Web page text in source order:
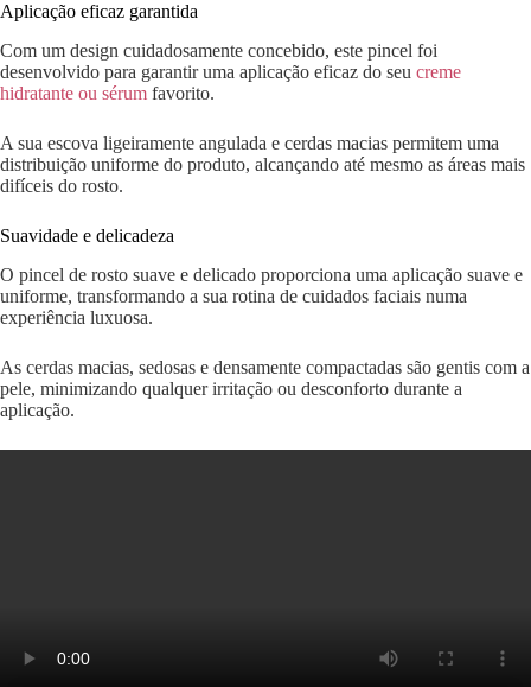
Aplicação eficaz garantida
Com um design cuidadosamente concebido, este pincel foi
desenvolvido para garantir uma aplicação eficaz do seu creme
hidratante ou sérum favorito.
A sua escova ligeiramente angulada e cerdas macias permitem uma
distribuição uniforme do produto, alcançando até mesmo as áreas mais
difíceis do rosto.
Suavidade e delicadeza
O pincel de rosto suave e delicado proporciona uma aplicação suave e
uniforme, transformando a sua rotina de cuidados faciais numa
experiência luxuosa.
As cerdas macias, sedosas e densamente compactadas são gentis com a
pele, minimizando qualquer irritação ou desconforto durante a
aplicação.